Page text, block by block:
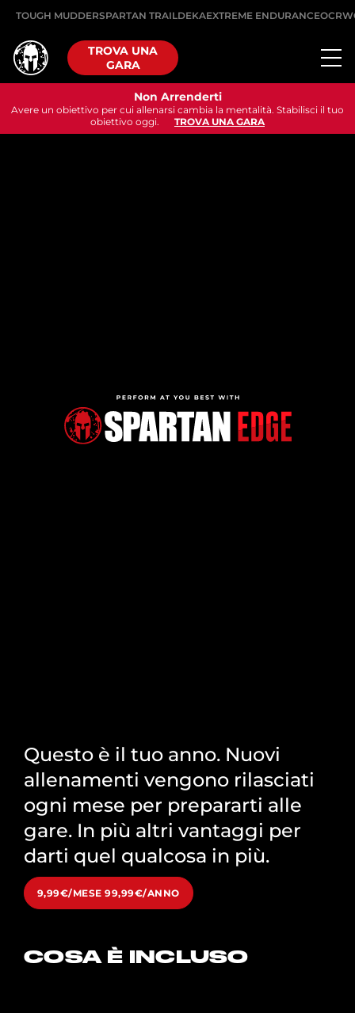
TOUGH MUDDERSPARTAN TRAILDEKAEXTREME ENDURANCE
TROVA UNA
GARA
Non Arrenderti
Avere un obiettivo per cui allenarsi cambia la mentalità. Stabilisci il tuo
obiettivo oggi.
TROVA UNA GARA
Questo è il tuo anno. Nuovi
allenamenti vengono rilasciati
ogni mese per prepararti alle
gare. In più altri vantaggi per
darti quel qualcosa in più.
9,99€/MESE 99,99€/ANNO
COSA È INCLUSO